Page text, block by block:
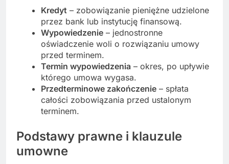
Kredyt – zobowiązanie pieniężne udzielone
przez bank lub instytucję finansową.
Wypowiedzenie – jednostronne
oświadczenie woli o rozwiązaniu umowy
przed terminem.
Termin wypowiedzenia – okres, po upływie
którego umowa wygasa.
Przedterminowe zakończenie – spłata
całości zobowiązania przed ustalonym
terminem.
Podstawy prawne i klauzule
umowne